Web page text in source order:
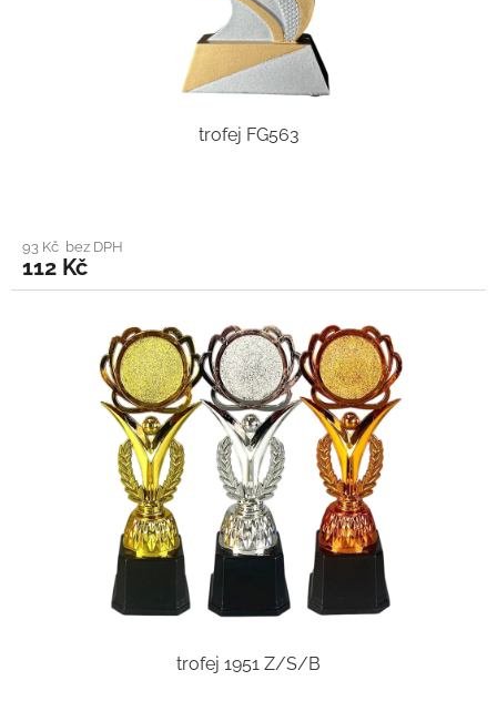
trofej FG563
93 Kč bez DPH
112 Kč
trofej 1951 Z/S/B